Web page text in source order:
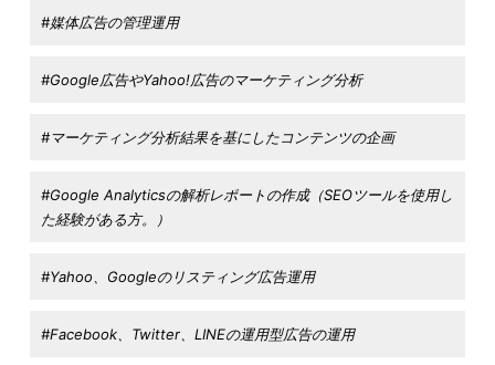
#媒体広告の管理運用
#Google広告やYahoo!広告のマーケティング分析
#マーケティング分析結果を基にしたコンテンツの企画
#Google Analyticsの解析レポートの作成（SEOツールを使用し
た経験がある方。）
#Yahoo、Googleのリスティング広告運用
#Facebook、Twitter、LINEの運用型広告の運用